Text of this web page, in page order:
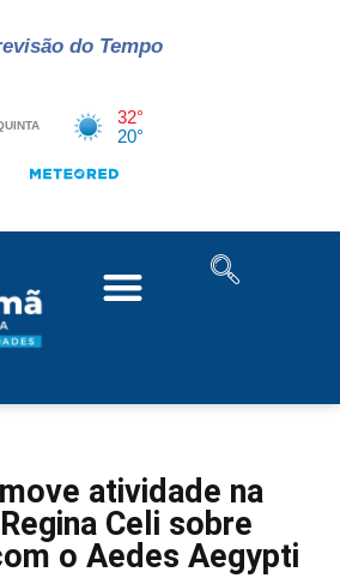
do Tempo
atividade na
Celi sobre
o Aedes Aegypti